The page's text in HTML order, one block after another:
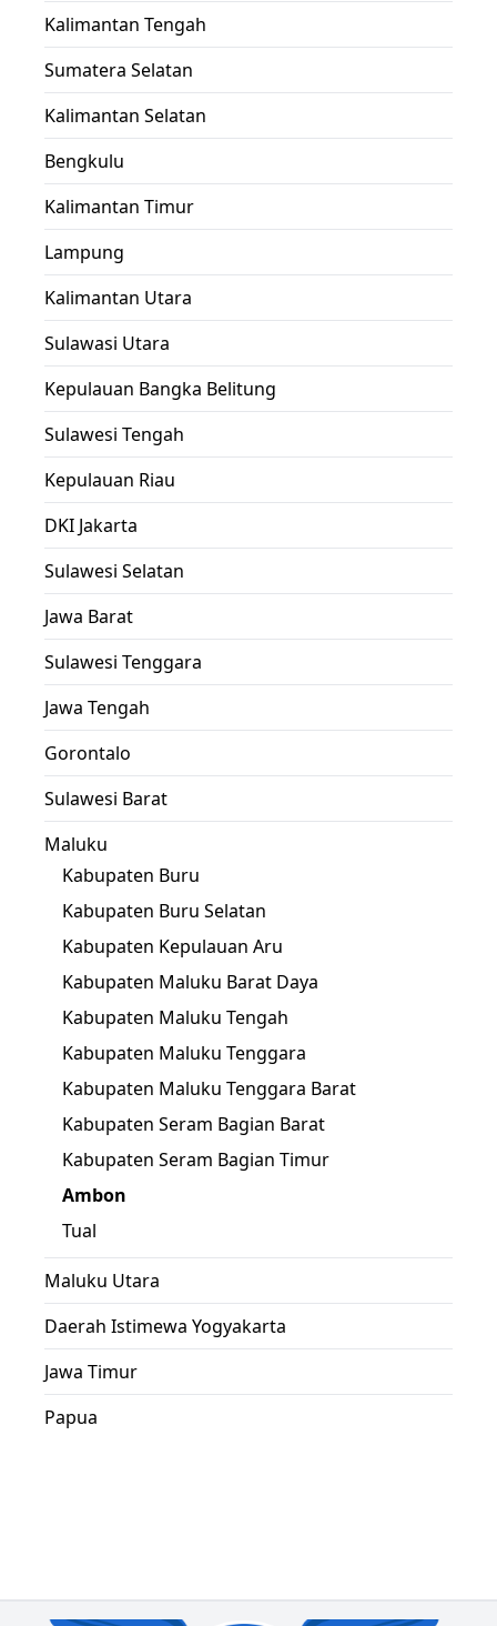
Kalimantan Tengah
Sumatera Selatan
Kalimantan Selatan
Bengkulu
Kalimantan Timur
Lampung
Kalimantan Utara
Sulawasi Utara
Kepulauan Bangka Belitung
Sulawesi Tengah
Kepulauan Riau
DKI Jakarta
Sulawesi Selatan
Jawa Barat
Sulawesi Tenggara
Jawa Tengah
Gorontalo
Sulawesi Barat
Maluku
Kabupaten Buru
Kabupaten Buru Selatan
Kabupaten Kepulauan Aru
Kabupaten Maluku Barat Daya
Kabupaten Maluku Tengah
Kabupaten Maluku Tenggara
Kabupaten Maluku Tenggara Barat
Kabupaten Seram Bagian Barat
Kabupaten Seram Bagian Timur
Ambon
Tual
Maluku Utara
Daerah Istimewa Yogyakarta
Jawa Timur
Papua